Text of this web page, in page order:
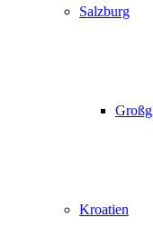
Salzburg
Kroatien